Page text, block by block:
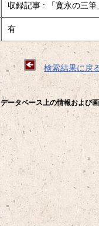
収録記事 : 「寛永の三
有
検索結果に戻
データベース上の情報および